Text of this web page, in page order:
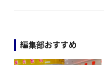
編集部おすすめ